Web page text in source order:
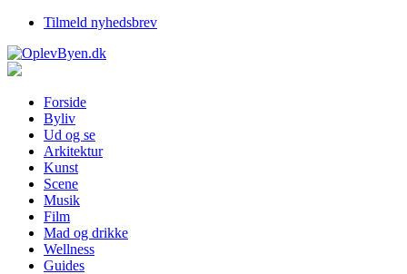
Tilmeld nyhedsbrev
Forside
Byliv
Ud og se
Arkitektur
Kunst
Scene
Musik
Film
Mad og drikke
Wellness
Guides